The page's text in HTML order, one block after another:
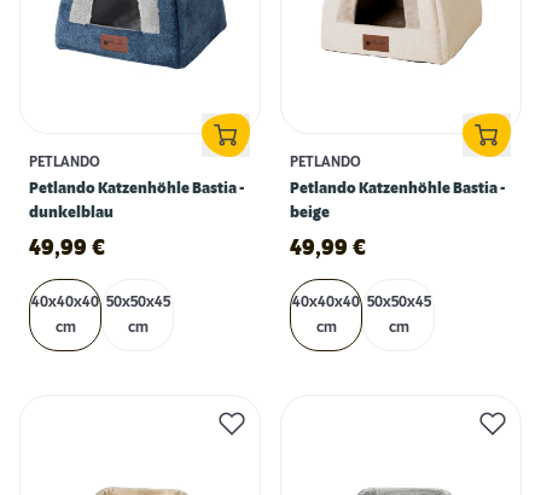
PETLANDO
Petlando Katzenhöhle Bastia -
dunkelblau
49,99 €
40x40x40
cm
50x50x45
cm
PETLANDO
Petlando Katzenhöhle Bastia -
beige
49,99 €
40x40x40
cm
50x50x45
cm